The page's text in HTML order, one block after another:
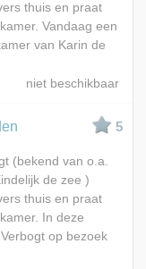
thuis en praat
Vandaag een
van Karin de
5
(bekend van o.a.
de zee )
thuis en praat
In deze
op bezoek